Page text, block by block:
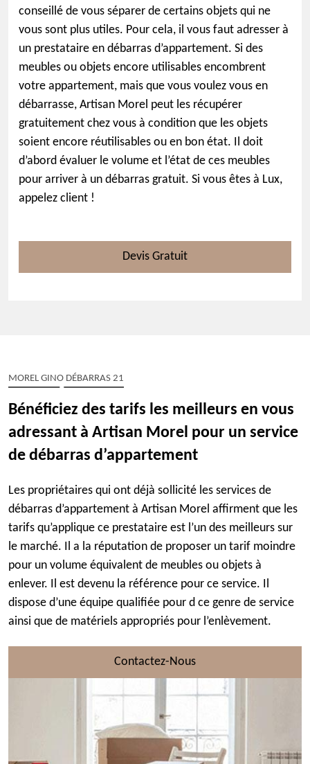
conseillé de vous séparer de certains objets qui ne
vous sont plus utiles. Pour cela, il vous faut adresser à
un prestataire en débarras d’appartement. Si des
meubles ou objets encore utilisables encombrent
votre appartement, mais que vous voulez vous en
débarrasse, Artisan Morel peut les récupérer
gratuitement chez vous à condition que les objets
soient encore réutilisables ou en bon état. Il doit
d’abord évaluer le volume et l’état de ces meubles
pour arriver à un débarras gratuit. Si vous êtes à Lux,
appelez client !
Devis Gratuit
MOREL GINO DÉBARRAS 21
Bénéficiez des tarifs les meilleurs en vous
adressant à Artisan Morel pour un service
de débarras d’appartement
Les propriétaires qui ont déjà sollicité les services de
débarras d’appartement à Artisan Morel affirment que les
tarifs qu’applique ce prestataire est l’un des meilleurs sur
le marché. Il a la réputation de proposer un tarif moindre
pour un volume équivalent de meubles ou objets à
enlever. Il est devenu la référence pour ce service. Il
dispose d’une équipe qualifiée pour d ce genre de service
ainsi que de matériels appropriés pour l’enlèvement.
Contactez-Nous